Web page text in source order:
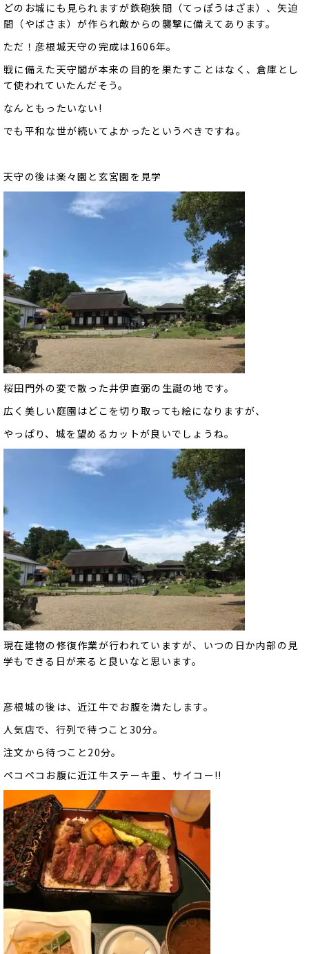
どのお城にも見られますが鉄砲狭間（てっぽうはざま）、矢迫
間（やばさま）が作られ敵からの襲撃に備えてあります。
ただ！彦根城天守の完成は1606年。
戦に備えた天守閣が本来の目的を果たすことはなく、倉庫とし
て使われていたんだそう。
なんともったいない!
でも平和な世が続いてよかったというべきですね。
天守の後は楽々園と玄宮園を見学
桜田門外の変で散った井伊直弼の生誕の地です。
広く美しい庭園はどこを切り取っても絵になりますが、
やっぱり、城を望めるカットが良いでしょうね。
現在建物の修復作業が行われていますが、いつの日か内部の見
学もできる日が来ると良いなと思います。
彦根城の後は、近江牛でお腹を満たします。
人気店で、行列で待つこと30分。
注文から待つこと20分。
ペコペコお腹に近江牛ステーキ重、サイコー!!